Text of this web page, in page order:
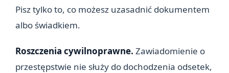
Pisz tylko to, co możesz uzasadnić dokumentem
albo świadkiem.
Roszczenia cywilnoprawne. Zawiadomienie o
przestępstwie nie służy do dochodzenia odsetek,